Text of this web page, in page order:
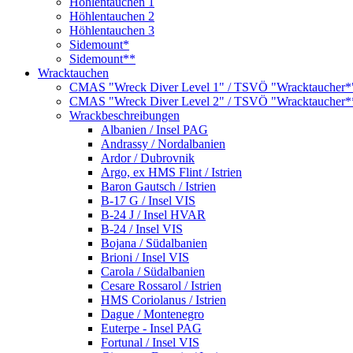
Höhlentauchen 2
Höhlentauchen 3
Sidemount*
Sidemount**
Wracktauchen
CMAS "Wreck Diver Level 1" / TSVÖ
CMAS "Wreck Diver Level 2" / TSVÖ
Wrackbeschreibungen
Albanien / Insel PAG
Andrassy / Nordalbanien
Ardor / Dubrovnik
Argo, ex HMS Flint / Istrien
Baron Gautsch / Istrien
B-17 G / Insel VIS
B-24 J / Insel HVAR
B-24 / Insel VIS
Bojana / Südalbanien
Brioni / Insel VIS
Carola / Südalbanien
Cesare Rossarol / Istrien
HMS Coriolanus / Istrien
Dague / Montenegro
Euterpe - Insel PAG
Fortunal / Insel VIS